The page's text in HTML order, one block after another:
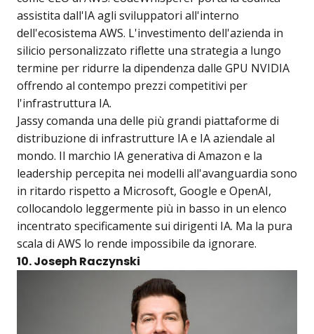
assistita dall'IA agli sviluppatori all'interno
dell'ecosistema AWS. L'investimento dell'azienda in
silicio personalizzato riflette una strategia a lungo
termine per ridurre la dipendenza dalle GPU NVIDIA
offrendo al contempo prezzi competitivi per
l'infrastruttura IA.
Jassy comanda una delle più grandi piattaforme di
distribuzione di infrastrutture IA e IA aziendale al
mondo. Il marchio IA generativa di Amazon e la
leadership percepita nei modelli all'avanguardia sono
in ritardo rispetto a Microsoft, Google e OpenAI,
collocandolo leggermente più in basso in un elenco
incentrato specificamente sui dirigenti IA. Ma la pura
scala di AWS lo rende impossibile da ignorare.
10. Joseph Raczynski